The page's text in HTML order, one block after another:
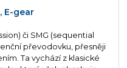
E-gear
či SMG (sequential
převodovku, přesněji
Ta vychází z klasické